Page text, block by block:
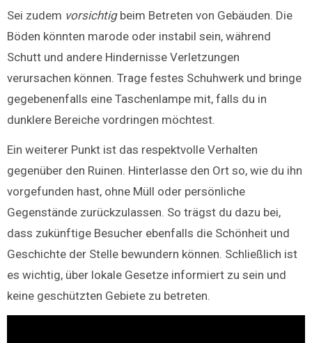
Sei zudem vorsichtigbeim Betreten von Gebäuden. Die
Böden könnten marode oder instabil sein, während
Schutt und andere Hindernisse Verletzungen
verursachen können. Trage festes Schuhwerk und bringe
gegebenenfalls eine Taschenlampe mit, falls du in
dunklere Bereiche vordringen möchtest.
Ein weiterer Punkt ist das respektvolle Verhalten
gegenüber den Ruinen. Hinterlasse den Ort so, wie du ihn
vorgefunden hast, ohne Müll oder persönliche
Gegenstände zurückzulassen. So trägst du dazu bei,
dass zukünftige Besucher ebenfalls die Schönheit und
Geschichte der Stelle bewundern können. Schließlich ist
es wichtig, über lokale Gesetze informiert zu sein und
keine geschützten Gebiete zu betreten.